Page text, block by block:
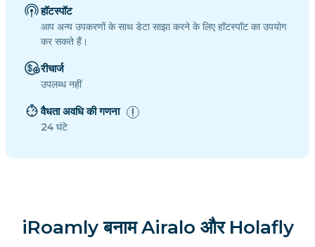
हॉटस्पॉट
आप अन्य उपकरणों के साथ डेटा साझा करने के लिए हॉटस्पॉट का उपयोग
कर सकते हैं।
रीचार्ज
उपलब्ध नहीं
वैधता अवधि की गणना
24 घंटे
iRoamly बनाम Airalo और Holafly